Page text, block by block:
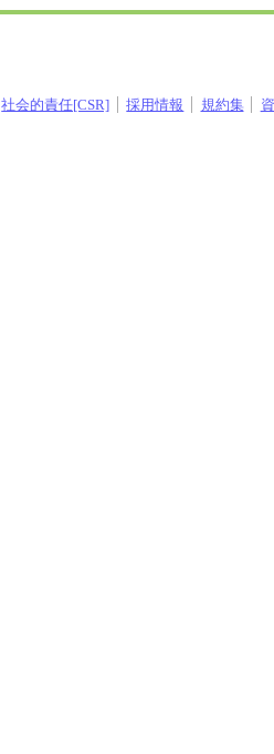
社会的責任[CSR] 採用情報 規約集